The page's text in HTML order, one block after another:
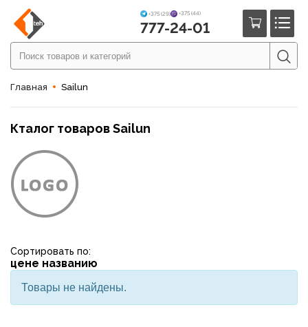
+375 (29) +375 (44)
777-24-01
Главная Sailun
Кталог товаров Sailun
Сортировать по:
цене названию
Товары не найдены.